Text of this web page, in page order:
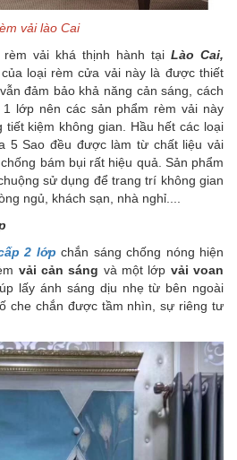
vải lào Cai
rèm vải khá thịnh hành tạiLào Cai,
loại rèm cửa vải này là được thiết
đảm bảo khả năng cản sáng, cách
lớp nên các sản phẩm rèm vải này
kiệm không gian. Hầu hết các loại
5 Sao đều được làm từ chất liệu vải
bám bụi rất hiệu quả. Sản phẩm
sử dụng để trang trí không gian
ngủ, khách sạn, nhà nghỉ....
2 lớp chắn sáng chống nóng hiện
vải cản sáng và một lớp vải voan
lấy ánh sáng dịu nhẹ từ bên ngoài
che chắn được tầm nhìn, sự riêng tư